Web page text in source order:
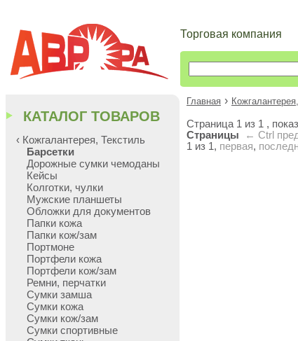
Торговая компания
Главная ›
Cтраница 1 из 1 ,
Страницы
← Ctrl
1 из 1, первая,
КАТАЛОГ ТОВАРОВ
‹ Кожгалантерея, Текстиль
Барсетки
Дорожные сумки чемоданы
Кейсы
Колготки, чулки
Мужские планшеты
Обложки для документов
Папки кожа
Папки кож/зам
Портмоне
Портфели кожа
Портфели кож/зам
Ремни, перчатки
Сумки замша
Сумки кожа
Сумки кож/зам
Сумки спортивные